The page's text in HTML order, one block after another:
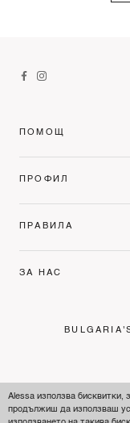
Alessa използва бисквитки,
продължиш да използваш
ПОМОЩ
ПРОФИЛ
ПРАВИЛА
ЗА НАС